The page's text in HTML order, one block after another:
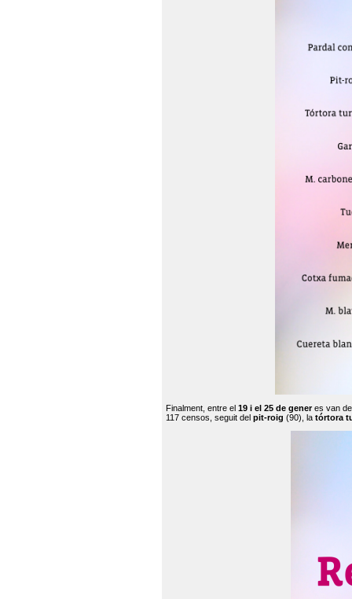
Finalment, entre el 19 i el 25 de generes van
117 censos, seguit del pit-roig (90), la tórtora